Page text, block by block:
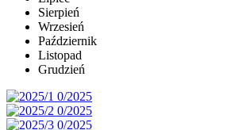
Sierpień
Wrzesień
Październik
Listopad
Grudzień